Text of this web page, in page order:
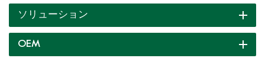
にフルサポートを提供しま
す。
ソリューション
OEM